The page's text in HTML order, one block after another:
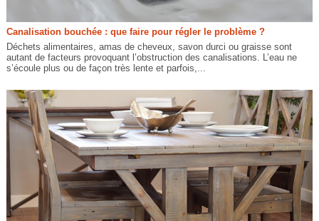
Canalisation bouchée : que faire pour régler le problème ?
Déchets alimentaires, amas de cheveux, savon durci ou graisse sont
autant de facteurs provoquant l’obstruction des canalisations. L’eau ne
s’écoule plus ou de façon très lente et parfois,...